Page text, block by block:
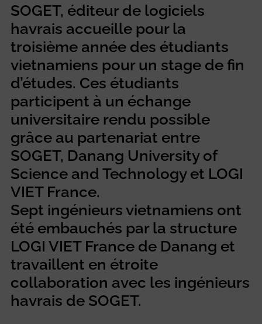
SOGET, éditeur de logiciels
havrais accueille pour la
troisième année des étudiants
vietnamiens pour un stage de fin
d’études. Ces étudiants
participent à un échange
universitaire rendu possible
grâce au partenariat entre
SOGET, Danang University of
Science and Technology et LOGI
VIET France.
Sept ingénieurs vietnamiens ont
été embauchés par la structure
LOGI VIET France de Danang et
travaillent en étroite
collaboration avec les ingénieurs
havrais de SOGET.